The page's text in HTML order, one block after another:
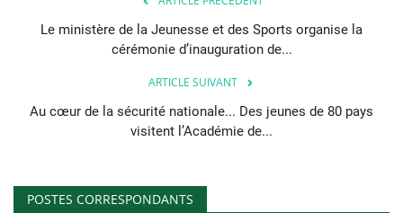
Le ministère de la Jeunesse et des Sports organise la
cérémonie d’inauguration de...
ARTICLE SUIVANT
Au cœur de la sécurité nationale... Des jeunes de 80 pays
visitent l’Académie de...
POSTES CORRESPONDANTS